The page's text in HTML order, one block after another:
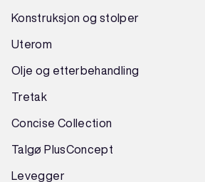
Konstruksjon og stolper
Uterom
Olje og etterbehandling
Tretak
Concise Collection
Talgø PlusConcept
Levegger